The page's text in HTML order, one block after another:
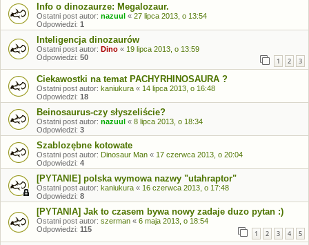
Info o dinozaurze: Megalozaur.
Ostatni post autor: nazuul « 27 lipca 2013, o 13:54
Odpowiedzi: 1
Inteligencja dinozaurów
Ostatni post autor: Dino « 19 lipca 2013, o 13:59
Odpowiedzi: 50 1 2 3
Ciekawostki na temat PACHYRHINOSAURA ?
Ostatni post autor: kaniukura « 14 lipca 2013, o 16:48
Odpowiedzi: 18
Beinosaurus-czy słyszeliście?
Ostatni post autor: nazuul « 8 lipca 2013, o 18:34
Odpowiedzi: 3
Szablozębne kotowate
Ostatni post autor: Dinosaur Man « 17 czerwca 2013, o 20:04
Odpowiedzi: 4
[PYTANIE] polska wymowa nazwy "utahraptor"
Ostatni post autor: kaniukura « 16 czerwca 2013, o 17:48
Odpowiedzi: 8
[PYTANIA] Jak to czasem bywa nowy zadaje duzo pytan :)
Ostatni post autor: szerman « 6 maja 2013, o 18:54
Odpowiedzi: 115 1 2 3 4 5